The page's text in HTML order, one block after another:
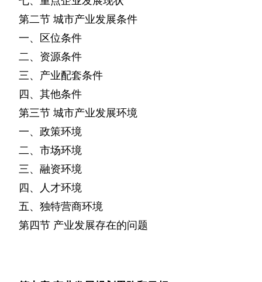
第二节 城市产业发展条件
一、区位条件
二、资源条件
三、产业配套条件
四、其他条件
第三节 城市产业发展环境
一、政策环境
二、市场环境
三、融资环境
四、人才环境
五、独特营商环境
第四节 产业发展存在的问题